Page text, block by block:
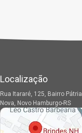
Localização
Rua Itararé, 125, Bairro Pátria
Nova, Novo Hamburgo-RS